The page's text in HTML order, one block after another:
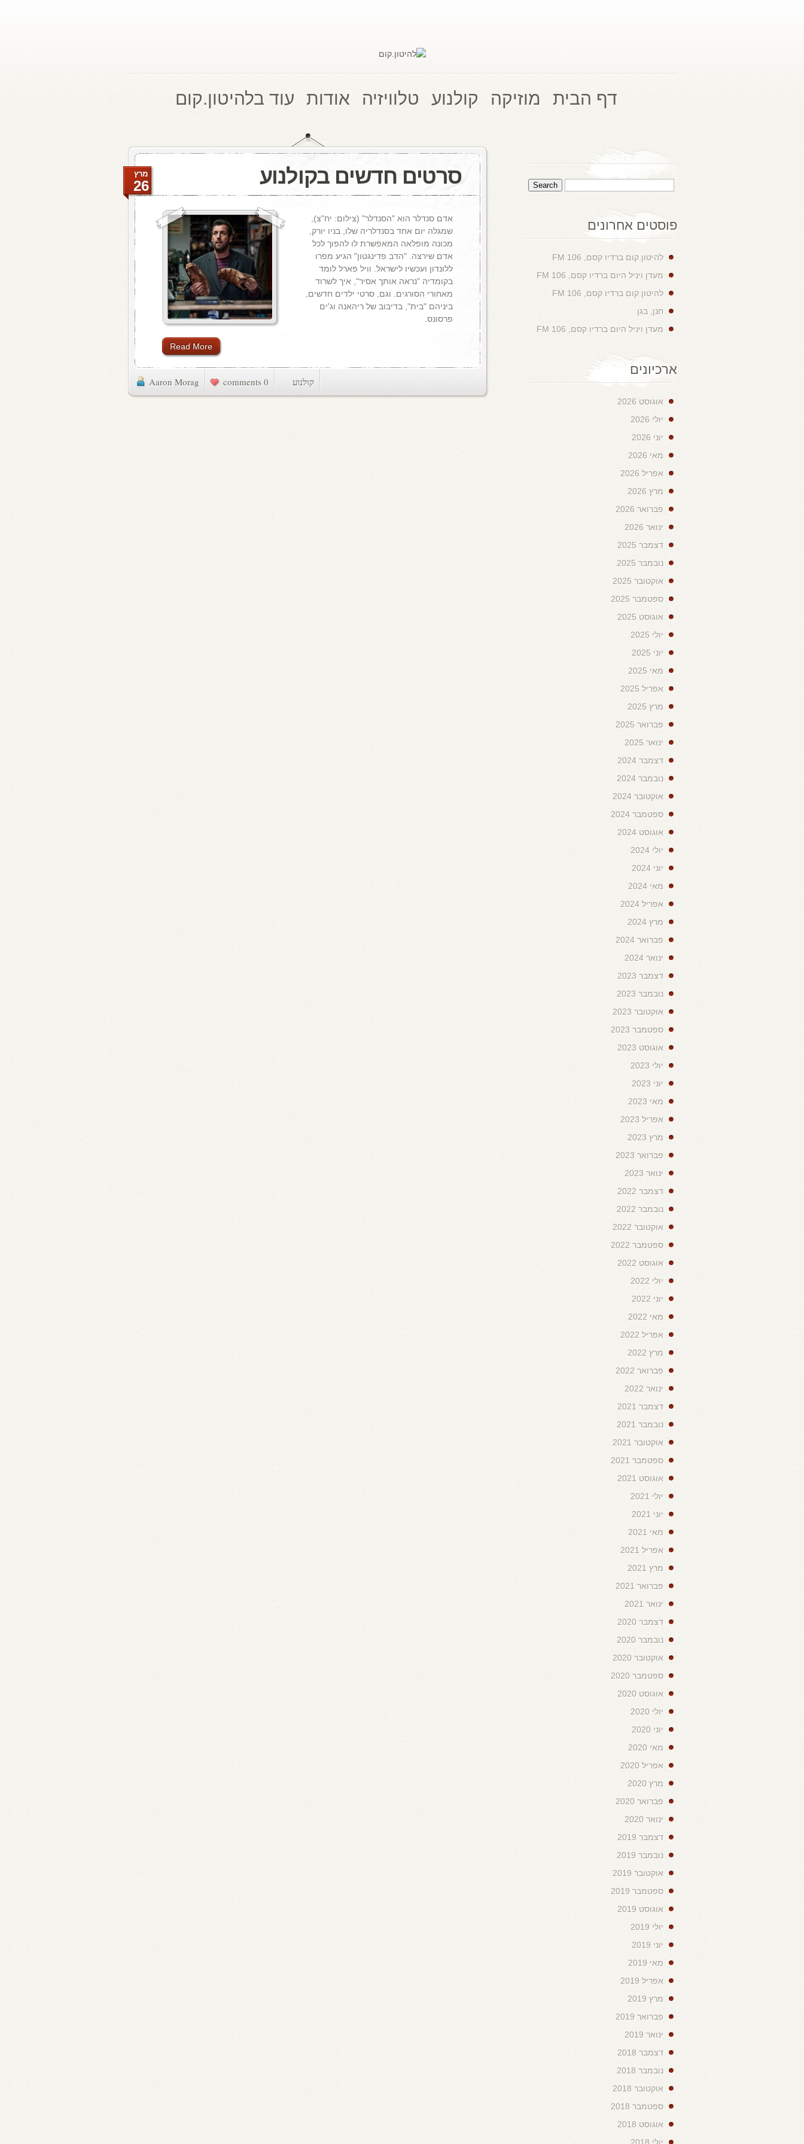
דף הבית מוזיקה קולנוע טלוויזיה אודות עוד בלהיטון.קום
סרטים חדשים בקולנוע מרץ
26
אדם סנדלר הוא "הסנדלר" (צילום: יח"צ),
שמגלה יום אחד בסנדלריה שלו, בניו יורק,
מכונה מופלאה המאפשרת לו להפוך לכל
אדם שירצה. "הדב פדינגטון" הגיע מפרו
ללונדון ועכשיו לישראל. וויל פארל לומד
בקומדיה "נראה אותך אסיר", איך לשרוד
מאחורי הסורגים. וגם, סרטי ילדים חדשים,
ביניהם "בית", בדיבוב של ריהאנה וג'ים
פרסונס.
Read More
Aaron Morag 0 comments קולנוע
פוסטים אחרונים
להיטון.קום ברדיו קסם, 106 FM
מעדן ויניל היום ברדיו קסם, 106 FM
להיטון.קום ברדיו קסם, 106 FM
חנן, בגן
מעדן ויניל היום ברדיו קסם, 106 FM
ארכיונים
אוגוסט 2026
יולי 2026
יוני 2026
מאי 2026
אפריל 2026
מרץ 2026
פברואר 2026
ינואר 2026
דצמבר 2025
נובמבר 2025
אוקטובר 2025
ספטמבר 2025
אוגוסט 2025
יולי 2025
יוני 2025
מאי 2025
אפריל 2025
מרץ 2025
פברואר 2025
ינואר 2025
דצמבר 2024
נובמבר 2024
אוקטובר 2024
ספטמבר 2024
אוגוסט 2024
יולי 2024
יוני 2024
מאי 2024
אפריל 2024
מרץ 2024
פברואר 2024
ינואר 2024
דצמבר 2023
נובמבר 2023
אוקטובר 2023
ספטמבר 2023
אוגוסט 2023
יולי 2023
יוני 2023
מאי 2023
אפריל 2023
מרץ 2023
פברואר 2023
ינואר 2023
דצמבר 2022
נובמבר 2022
אוקטובר 2022
ספטמבר 2022
אוגוסט 2022
יולי 2022
יוני 2022
מאי 2022
אפריל 2022
מרץ 2022
פברואר 2022
ינואר 2022
דצמבר 2021
נובמבר 2021
אוקטובר 2021
ספטמבר 2021
אוגוסט 2021
יולי 2021
יוני 2021
מאי 2021
אפריל 2021
מרץ 2021
פברואר 2021
ינואר 2021
דצמבר 2020
נובמבר 2020
אוקטובר 2020
ספטמבר 2020
אוגוסט 2020
יולי 2020
יוני 2020
מאי 2020
אפריל 2020
מרץ 2020
פברואר 2020
ינואר 2020
דצמבר 2019
נובמבר 2019
אוקטובר 2019
ספטמבר 2019
אוגוסט 2019
יולי 2019
יוני 2019
מאי 2019
אפריל 2019
מרץ 2019
פברואר 2019
ינואר 2019
דצמבר 2018
נובמבר 2018
אוקטובר 2018
ספטמבר 2018
אוגוסט 2018